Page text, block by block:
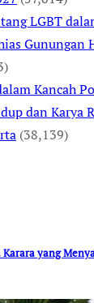
LGBT
Gunungan
Kancah
dan Karya
(38,139)
yang